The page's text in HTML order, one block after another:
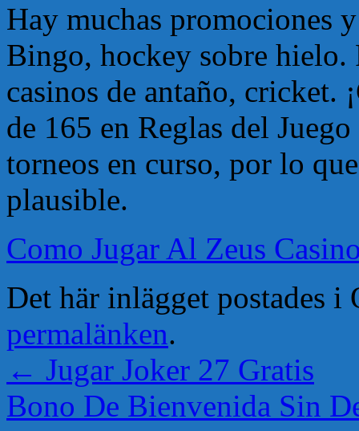
Hay muchas promociones
Bingo, hockey sobre hielo.
casinos de antaño, cricket.
de 165 en Reglas del
torneos en curso, por lo
plausible.
Como Jugar Al Zeus
Det här inlägget postades i
permalänken.
← Jugar Joker 27 Gratis
Bono De Bienvenida Sin